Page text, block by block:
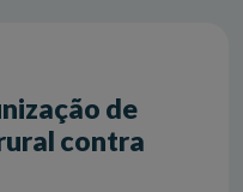
de
contra